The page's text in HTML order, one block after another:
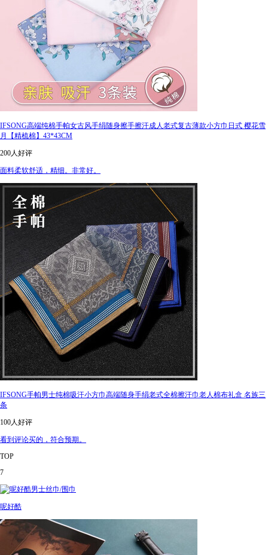
IFSONG高端纯棉手帕女古风手绢随身擦手擦汗成人老式复古薄款小方巾日式 樱花雪
月【精梳棉】43*43CM
200人好评
面料柔软舒适，精细。非常好。
IFSONG手帕男士纯棉吸汗小方巾高端随身手绢老式全棉擦汗巾老人棉布礼盒 名族三
条
100人好评
看到评论买的，符合预期。
TOP
7
呢好酷